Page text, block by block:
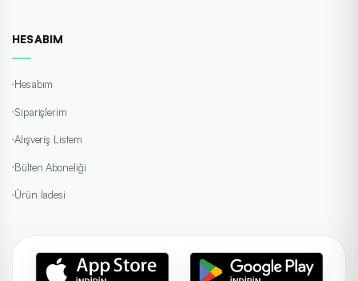
HESABIM
Hesabım
Siparişlerim
Alışveriş Listem
Bülten Aboneliği
Ürün İadesi